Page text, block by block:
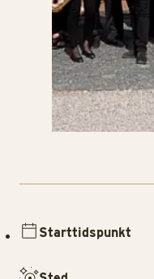
Starttidspunkt